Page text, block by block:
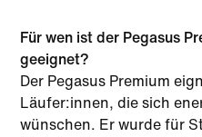
Für wen ist der Pegasus
geeignet?
Der Pegasus Premium
Läufer:innen, die sich
wünschen. Er wurde für